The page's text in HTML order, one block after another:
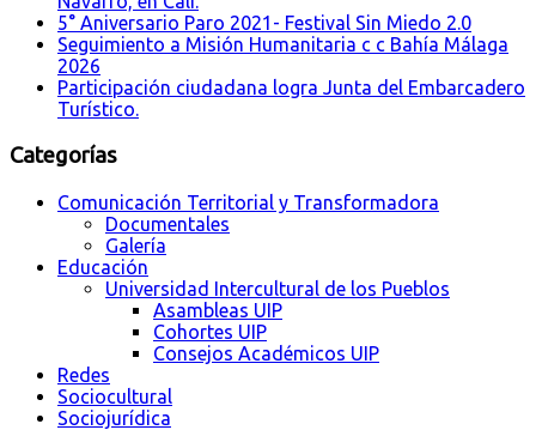
5° Aniversario Paro 2021- Festival Sin Miedo 2.0
Seguimiento a Misión Humanitaria c c Bahía Málaga
2026
Participación ciudadana logra Junta del Embarcadero
Turístico.
Categorías
Comunicación Territorial y Transformadora
Documentales
Galería
Educación
Universidad Intercultural de los Pueblos
Asambleas UIP
Cohortes UIP
Consejos Académicos UIP
Redes
Sociocultural
Sociojurídica